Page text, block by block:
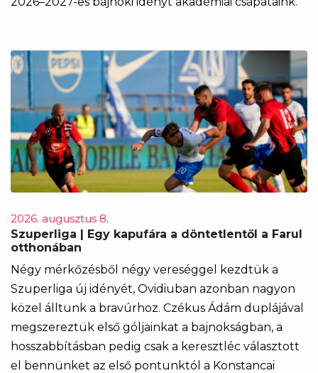
2026. augusztus 8.
Szuperliga | Egy kapufára a döntetlentől a Farul
otthonában
Négy mérkőzésből négy vereséggel kezdtük a
Szuperliga új idényét, Ovidiuban azonban nagyon
közel álltunk a bravúrhoz. Czékus Ádám duplájával
megszereztük első góljainkat a bajnokságban, a
hosszabbításban pedig csak a keresztléc választott
el bennünket az első pontunktól a Konstancai